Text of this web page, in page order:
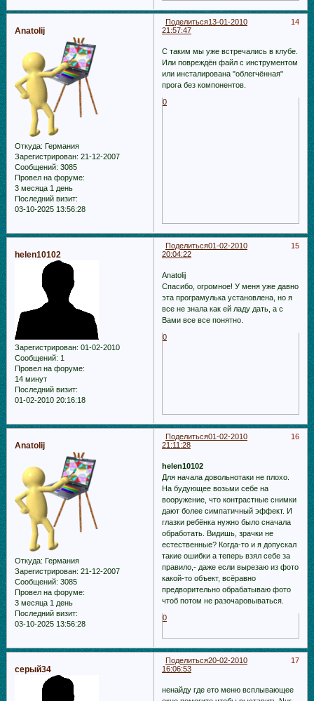
Поделиться 14
13-01-2010
21:57:47
Anatolij
Откуда: Германия
Зарегистрирован: 21-12-2007
Сообщений: 3085
Провел на форуме:
3 месяца 1 день
Последний визит:
03-10-2025 13:56:28
С таким мы уже встречались в клубе.
Или повреждён файл с инструментом
или инсталирована "облегчённая"
прога без компонентов.
0
Поделиться 15
01-02-2010
20:04:22
helen10102
Зарегистрирован: 01-02-2010
Сообщений: 1
Провел на форуме:
14 минут
Последний визит:
01-02-2010 20:16:18
Anatolij
Спасибо, огромное! У меня уже давно
эта програмулька установлена, но я
все не знала как ей ладу дать, а с
Вами все все понятно.
0
Поделиться 16
01-02-2010
21:11:28
Anatolij
Откуда: Германия
Зарегистрирован: 21-12-2007
Сообщений: 3085
Провел на форуме:
3 месяца 1 день
Последний визит:
03-10-2025 13:56:28
helen10102
Для начала довольнотаки не плохо.
На будующее возьми себе на
вооружение, что контрастные снимки
дают более симпатичный эффект. И
глазки ребёнка нужно было сначала
обработать. Видишь, зрачки не
естественные? Когда-то и я допускал
такие ошибки а теперь взял себе за
правило,- даже если вырезаю из фото
какой-то объект, всёравно
предворительно обрабатываю фото
чтоб потом не разочаровываться.
0
Поделиться 17
20-02-2010
16:06:53
серый34
ненайду где ето меню всплывающее